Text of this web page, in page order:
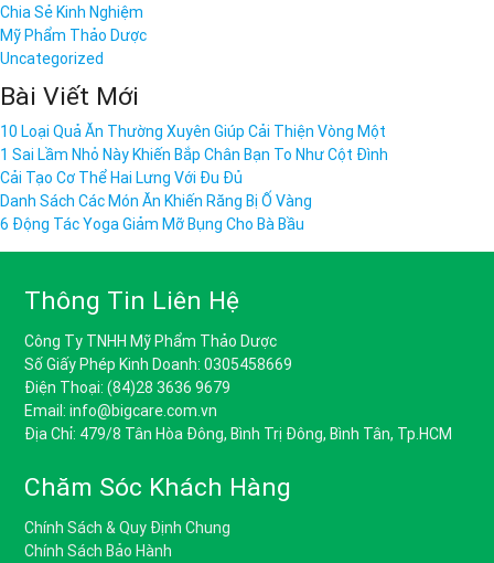
Chia Sẻ Kinh Nghiệm
Mỹ Phẩm Thảo Dược
Uncategorized
Bài Viết Mới
10 Loại Quả Ăn Thường Xuyên Giúp Cải Thiện Vòng Một
1 Sai Lầm Nhỏ Này Khiến Bắp Chân Bạn To Như Cột Đình
Cải Tạo Cơ Thể Hai Lưng Với Đu Đủ
Danh Sách Các Món Ăn Khiến Răng Bị Ố Vàng
6 Động Tác Yoga Giảm Mỡ Bụng Cho Bà Bầu
Thông Tin Liên Hệ
Công Ty TNHH Mỹ Phẩm Thảo Dược
Số Giấy Phép Kinh Doanh: 0305458669
Điện Thoại: (84)28 3636 9679
Email: info@bigcare.com.vn
Địa Chỉ: 479/8 Tân Hòa Đông, Bình Trị Đông, Bình Tân, Tp.HCM
Chăm Sóc Khách Hàng
Chính Sách & Quy Định Chung
Chính Sách Bảo Hành